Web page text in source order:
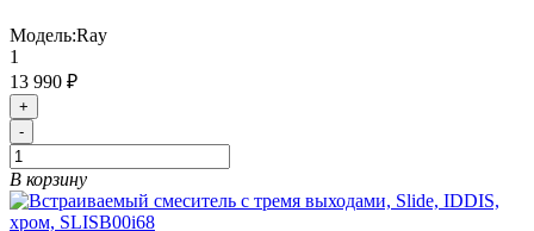
Модель:Ray
1
13 990 ₽
+
-
В корзину